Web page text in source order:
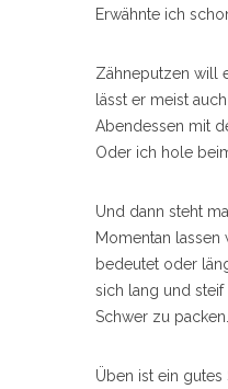
Erwähnte ich
Zähneputzen will
lässt er meist
Abendessen mit
Oder ich hole
Und dann steht
Momentan lassen
bedeutet oder
sich lang und steif
Schwer zu
Üben ist ein gutes